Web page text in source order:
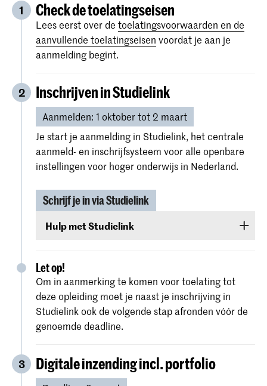
1 Check de toelatingseisen
Lees eerst over de toelatingsvoorwaarden en de
aanvullende toelatingseisen voordat je aan je
aanmelding begint.
2 Inschrijven in Studielink
Aanmelden: 1 oktober tot 2 maart
Je start je aanmelding in Studielink, het centrale
aanmeld- en inschrijfsysteem voor alle openbare
instellingen voor hoger onderwijs in Nederland.
Schrijf je in via Studielink
Hulp met Studielink
procedure vind je op de
Let op!
Om in aanmerking te komen voor toelating tot
deze opleiding moet je naast je inschrijving in
Studielink ook de volgende stap afronden vóór de
genoemde deadline.
3 Digitale inzending incl. portfolio